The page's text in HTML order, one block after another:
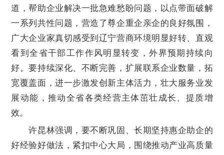
道，帮助企业解决一批急难愁盼问题，以点带面破解
一系列共性问题，营造了尊企重企亲企的良好氛围，
广大企业家真切感受到辽宁营商环境明显好转、直观
看到全省干部工作作风明显转变，外界预期持续向
好。要持续深化、不断完善，扩展联系企业数量，拓
宽覆盖面，进一步激发创新主体活力，壮大服务业发
展动能，推动全省各类经营主体茁壮成长、提质增
效。
许昆林强调，要不断巩固、长期坚持惠企助企的
好经验好做法，紧扣中心大局，围绕推动产业高质量